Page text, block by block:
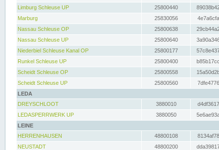
Limburg Schleuse UP
25800440
Marburg
25830056
Nassau Schleuse OP
25800638
Nassau Schleuse UP
25800640
Niederbiel Schleuse Kanal OP
25800177
Runkel Schleuse UP
25800400
Scheidt Schleuse OP
25800558
Scheidt Schleuse UP
25800560
LEDA
DREYSCHLOOT
3880010
LEDASPERRWERK UP
3880050
LEINE
HERRENHAUSEN
48800108
NEUSTADT
48800200